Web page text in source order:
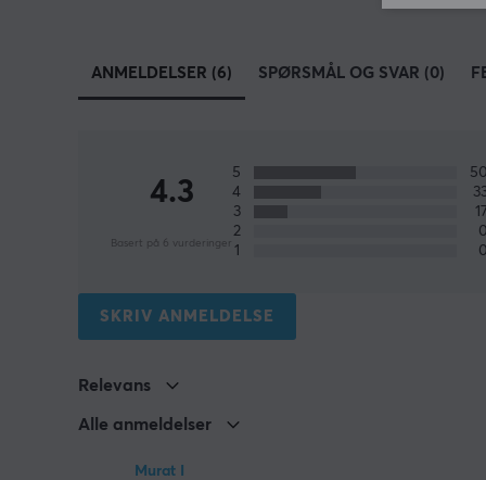
ANMELDELSER (6) SPØRSMÅL OG SVAR (0)
4.3
Basert på 6 vurderinger
5
4
3
2
1
SKRIV ANMELDELSE
Relevans
Alle anmeldelser
Murat I